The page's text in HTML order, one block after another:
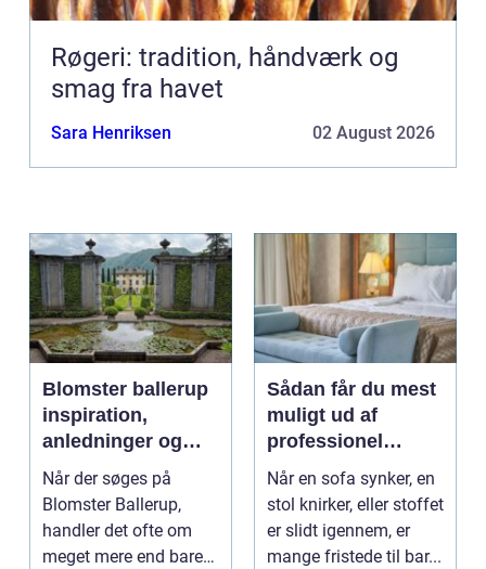
Røgeri: tradition, håndværk og
smag fra havet
Sara Henriksen 02 August 2026
Blomster ballerup
inspiration,
anledninger og
lokale muligheder
Når der søges på
Blomster Ballerup,
handler det ofte om
meget mere end bare
Sådan får du mest
muligt ud af
professionel
møbelpolstring
Når en sofa synker, en
stol knirker, eller stoffet
er slidt igennem, er
mange fristede til bar...